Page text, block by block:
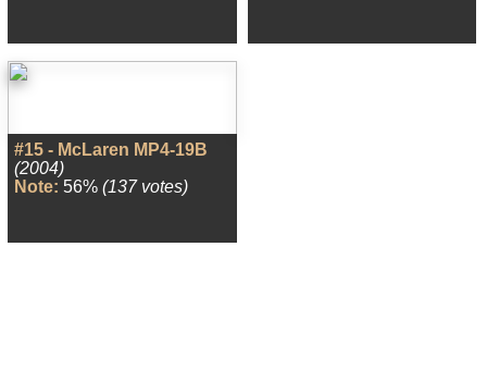
#15 - McLaren MP4-19B
(2004)
Note: 56% (137 votes)